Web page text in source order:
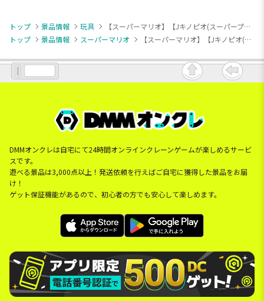
トップ 景品情報 玩具
【スーパーマリオ】【Jキノピオ(スーパープクプク)】マリオカートDX ツアーアソート
トップ
景品情報 スーパーマリオ 【スーパーマリオ】【Jキノピオ(スーパープクプク)】マリオカートDX ツアーアソート
DMMオンクレは自宅にて24時間オンラインクレーンゲームが楽しめるサービ
スです。
遊べる景品は3,000点以上！発送依頼を行えばご自宅に獲得した景品をお届
け！
ゲット保証機能があるので、初心者の方でも安心して楽しめます。